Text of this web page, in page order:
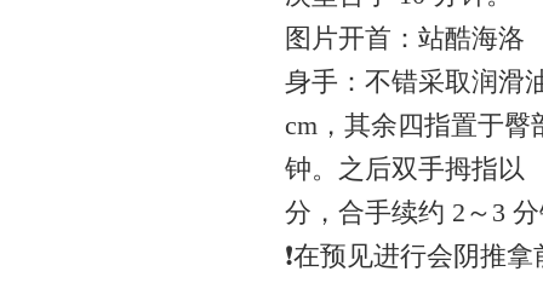
图片开首：站酷海洛
身手：不错采取润滑
cm，其余四指置于
钟。之后双手拇指以
分，合手续约 2～3
❗️在预见进行会阴推